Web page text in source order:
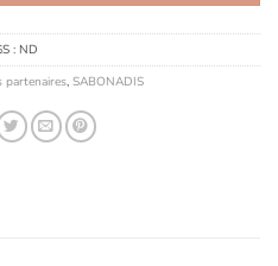
: ND
partenaires, SABONADIS